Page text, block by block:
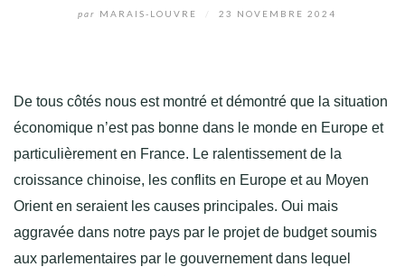
par MARAIS-LOUVRE 23 NOVEMBRE 2024
De tous côtés nous est montré et démontré que la situation
économique n’est pas bonne dans le monde en Europe et
particulièrement en France. Le ralentissement de la
croissance chinoise, les conflits en Europe et au Moyen
Orient en seraient les causes principales. Oui mais
aggravée dans notre pays par le projet de budget soumis
aux parlementaires par le gouvernement dans lequel